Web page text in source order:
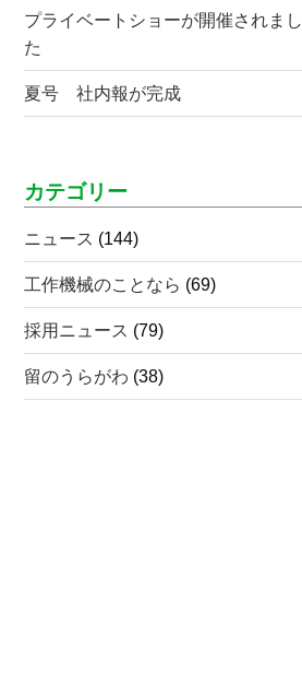
プライベートショーが開催されまし
た
夏号 社内報が完成
カテゴリー
ニュース (144)
工作機械のことなら (69)
採用ニュース (79)
留のうらがわ (38)